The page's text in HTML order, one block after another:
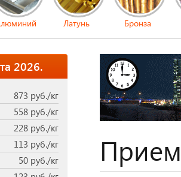
Латунь Бронза
2026.
873 руб./кг
558 руб./кг
228 руб./кг
113 руб./кг
50 руб./кг